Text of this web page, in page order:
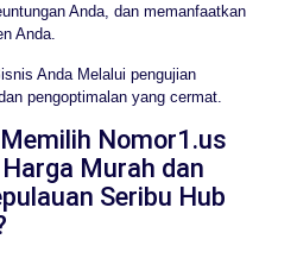
Anda, dan memanfaatkan
Anda.
Anda Melalui pengujian
pengoptimalan yang cermat.
Nomor1.us
Murah dan
Seribu Hub